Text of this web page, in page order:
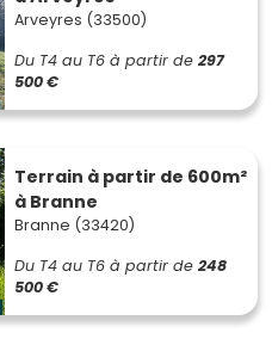
Arveyres (33500)
Du T4 au T6 à partir de 297
500 €
Terrain à partir de 600m²
à Branne
Branne (33420)
Du T4 au T6 à partir de 248
500 €